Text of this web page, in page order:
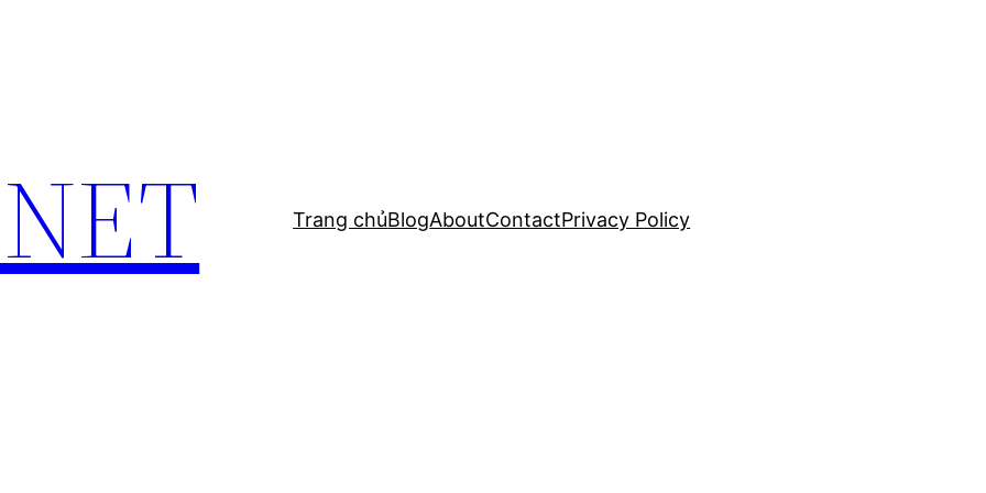
Trang chủBlogAboutContactPrivacy Policy